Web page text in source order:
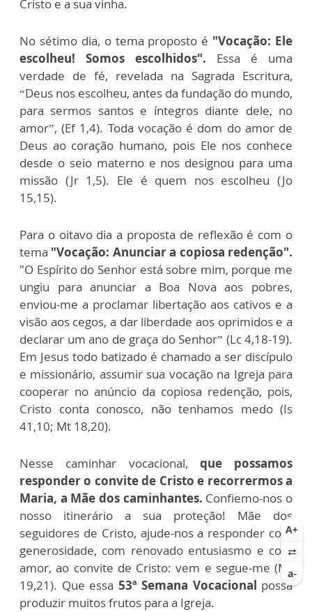
Cristo e a sua vinha.
No sétimo dia, o tema proposto é "Vocação: Ele
escolheu! Somos escolhidos". Essa é uma
verdade de fé, revelada na Sagrada Escritura,
“Deus nos escolheu, antes da fundação do mundo,
para sermos santos e íntegros diante dele, no
amor”, (Ef 1,4). Toda vocação é dom do amor de
Deus ao coração humano, pois Ele nos conhece
desde o seio materno e nos designou para uma
missão (Jr 1,5). Ele é quem nos escolheu (Jo
15,15).
Para o oitavo dia a proposta de reflexão é com o
tema "Vocação: Anunciar a copiosa redenção".
"O Espírito do Senhor está sobre mim, porque me
ungiu para anunciar a Boa Nova aos pobres,
enviou-me a proclamar libertação aos cativos e a
visão aos cegos, a dar liberdade aos oprimidos e a
declarar um ano de graça do Senhor” (Lc 4,18-19).
Em Jesus todo batizado é chamado a ser discípulo
e missionário, assumir sua vocação na Igreja para
cooperar no anúncio da copiosa redenção, pois,
Cristo conta conosco, não tenhamos medo (Is
41,10; Mt 18,20).
Nesse caminhar vocacional, que possamos
responder o convite de Cristo e recorrermos a
Maria, a Mãe dos caminhantes. Confiemo-nos o
nosso itinerário a sua proteção! Mãe dos
seguidores de Cristo, ajude-nos a responder com
generosidade, com renovado entusiasmo e com
amor, ao convite de Cristo: vem e segue-me (Mt
19,21). Que essa 53ª Semana Vocacional possa
produzir muitos frutos para a Igreja.